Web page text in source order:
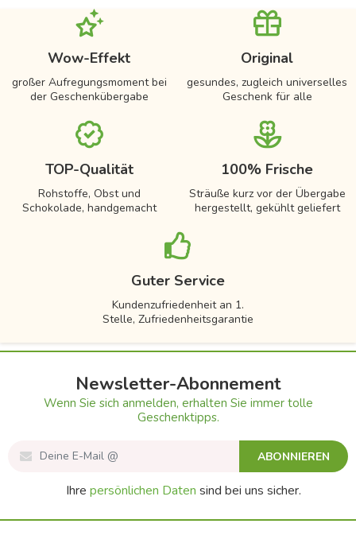
Wow-Effekt
großer Aufregungsmoment bei
der Geschenkübergabe
Original
gesundes, zugleich universelles
Geschenk für alle
TOP-Qualität
Rohstoffe, Obst und
Schokolade, handgemacht
100% Frische
Sträuße kurz vor der Übergabe
hergestellt, gekühlt geliefert
Guter Service
Kundenzufriedenheit an 1.
Stelle, Zufriedenheitsgarantie
Newsletter-Abonnement
Wenn Sie sich anmelden, erhalten Sie immer tolle
Geschenktipps.
ABONNIEREN
Ihre persönlichen Daten sind bei uns sicher.